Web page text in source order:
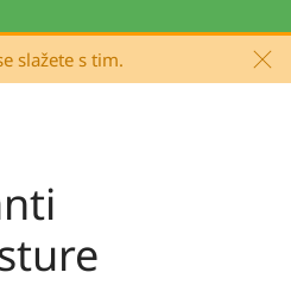
slažete s tim.